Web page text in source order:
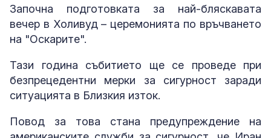
Започна подготовката за най-бляскавата
вечер в Холивуд – церемонията по връчването
на "Оскарите".
Тази година събитието ще се проведе при
безпрецедентни мерки за сигурност заради
ситуацията в Близкия изток.
Повод за това стана предупреждение на